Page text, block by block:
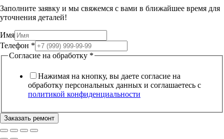
Заполните заявку и мы свяжемся с вами в ближайшее время для
уточнения деталей!
обработку
Телефон
Имя
Телефон *
Согласие на обработку *
Нажимая на кнопку, вы даете согласие на
обработку персональных данных и соглашаетесь c
политикой конфиденциальности
Заказать ремонт